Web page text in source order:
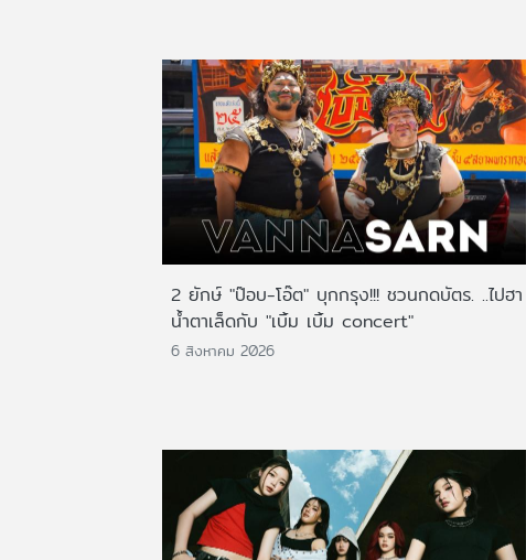
2 ยักษ์ "ป๊อบ-โอ๊ต" บุกกรุง!!! ชวนกดบัตร. ..ไปฮา
น้ำตาเล็ดกับ "เบิ้ม เบิ้ม concert"
6 สิงหาคม 2026